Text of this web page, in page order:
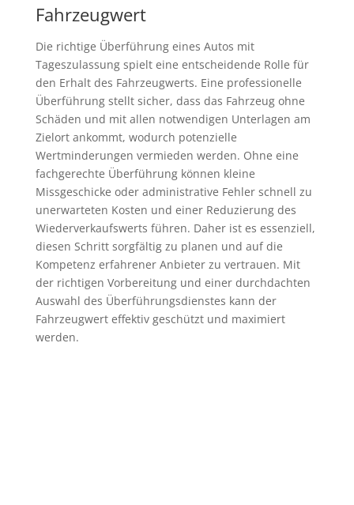
Fahrzeugwert
Die richtige Überführung eines Autos mit
Tageszulassung spielt eine entscheidende Rolle für
den Erhalt des Fahrzeugwerts. Eine professionelle
Überführung stellt sicher, dass das Fahrzeug ohne
Schäden und mit allen notwendigen Unterlagen am
Zielort ankommt, wodurch potenzielle
Wertminderungen vermieden werden. Ohne eine
fachgerechte Überführung können kleine
Missgeschicke oder administrative Fehler schnell zu
unerwarteten Kosten und einer Reduzierung des
Wiederverkaufswerts führen. Daher ist es essenziell,
diesen Schritt sorgfältig zu planen und auf die
Kompetenz erfahrener Anbieter zu vertrauen. Mit
der richtigen Vorbereitung und einer durchdachten
Auswahl des Überführungsdienstes kann der
Fahrzeugwert effektiv geschützt und maximiert
werden.